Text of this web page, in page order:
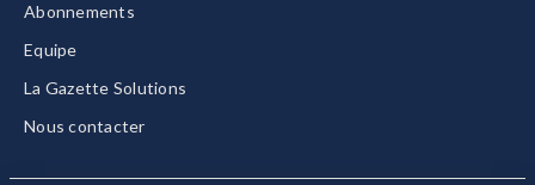
Abonnements
Equipe
La Gazette Solutions
Nous contacter